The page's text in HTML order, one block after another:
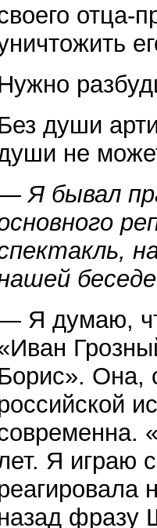
отца-
души
не
Я бывал
Я думаю,
Она,
Я играю
фразу